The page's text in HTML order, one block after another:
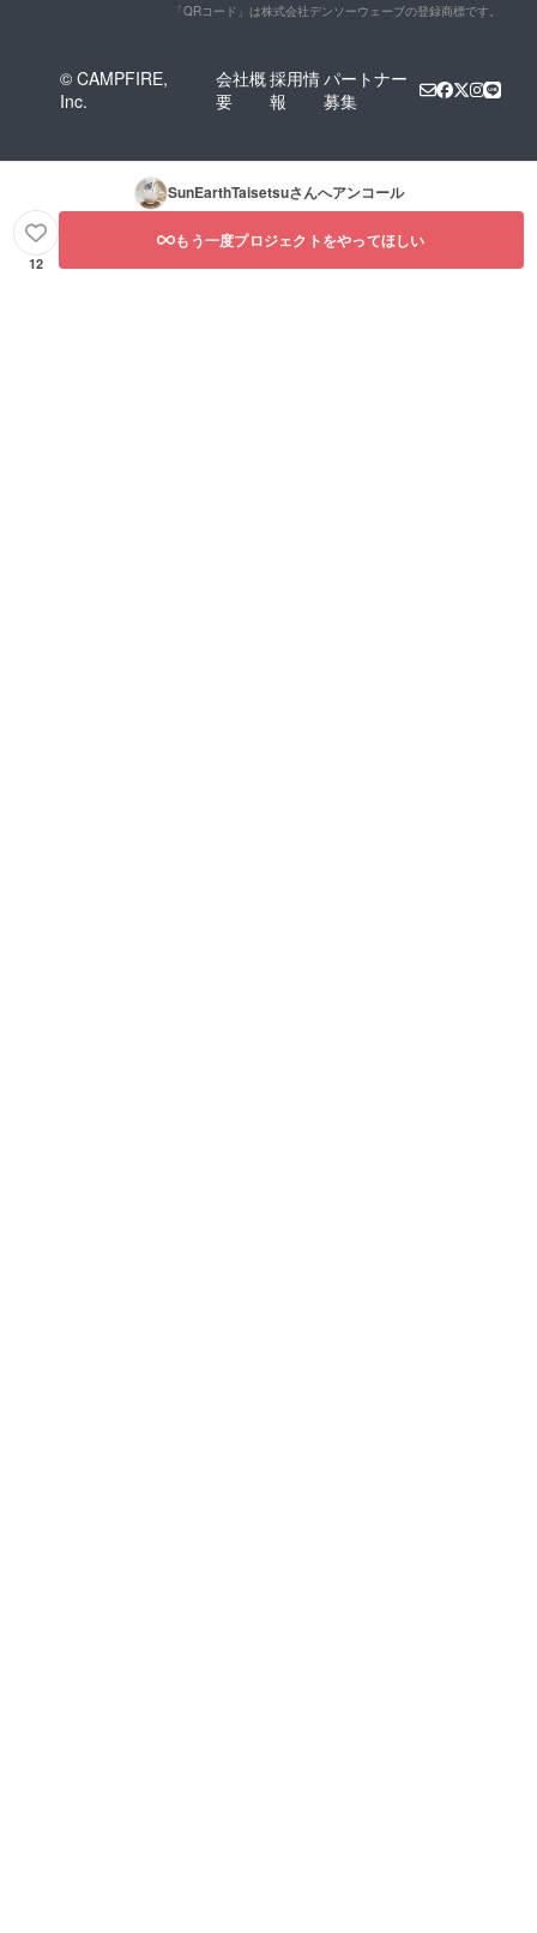
くださ
「QRコード」は株式会社デンソーウェーブの登録商標です。
© CAMPFIRE,
Inc.
会社概
要
採用情
報
パートナー
募集
SunEarthTaisetsuさんへアンコール
12
もう一度プロジェクトをやってほしい